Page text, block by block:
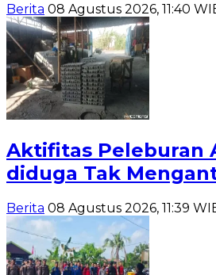
Berita 08 Agustus 2026, 11:40
Aktifitas Peleburan
diduga Tak
Berita 08 Agustus 2026, 11:39